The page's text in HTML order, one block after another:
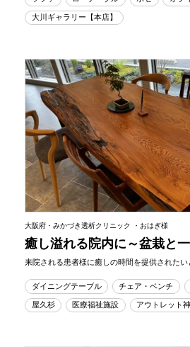
大川ギャラリー【本店】
大阪府・みかづき透析クリニック ・おはぎ様
癒し溢れる院内に～盆栽と
来院される患者様に癒しの時間を提供された
ダイニングテーブル チェア・ベンチ
屋久杉
医療福祉施設 アウトレット